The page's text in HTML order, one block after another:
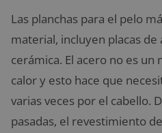
Las planchas para el pelo
material, incluyen placas
cerámica. El acero no es
calor y esto hace que
varias veces por el cabello.
pasadas, el revestimiento